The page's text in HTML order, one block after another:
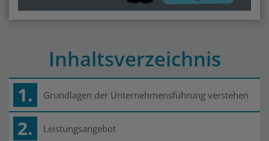
Inhaltsverzeichnis
1. Grundlagen der Unternehmensführung verstehen
2. Leistungsangebot